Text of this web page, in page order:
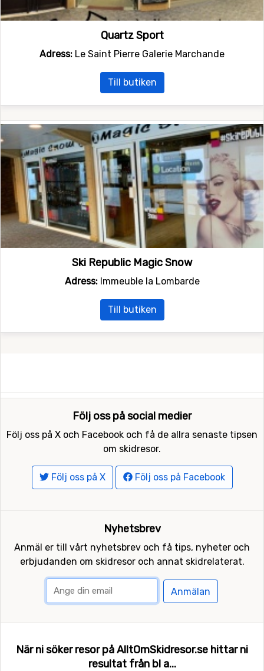
Quartz Sport
Adress: Le Saint Pierre Galerie Marchande
Till butiken
Ski Republic Magic Snow
Adress:Immeuble la Lombarde
Till butiken
Följ oss på social medier
Följ oss på X och Facebook och få de allra senaste tipsen
om skidresor.
Följ oss på X Följ oss på Facebook
Nyhetsbrev
Anmäl er till vårt nyhetsbrev och få tips, nyheter och
erbjudanden om skidresor och annat skidrelaterat.
Anmälan
När ni söker resor på AlltOmSkidresor.se hittar ni
resultat från bl a...